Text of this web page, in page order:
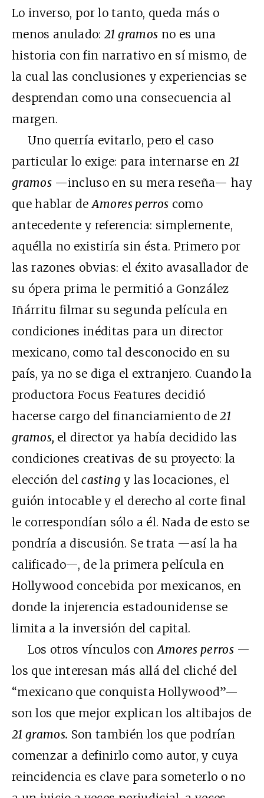
Lo inverso, por lo tanto, queda más o
menos anulado:21 gramos no es una
historia con fin narrativo en sí mismo, de
la cual las conclusiones y experiencias se
desprendan como una consecuencia al
margen.
Uno querría evitarlo, pero el caso
particular lo exige: para internarse en 21
gramos —incluso en su mera reseña— hay
que hablar deAmores perros como
antecedente y referencia: simplemente,
aquélla no existiría sin ésta. Primero por
las razones obvias: el éxito avasallador de
su ópera prima le permitió a González
Iñárritu filmar su segunda película en
condiciones inéditas para un director
mexicano, como tal desconocido en su
país, ya no se diga el extranjero. Cuando la
productora Focus Features decidió
hacerse cargo del financiamiento de21
gramos, el director ya había decidido las
condiciones creativas de su proyecto: la
elección delcasting y las locaciones, el
guión intocable y el derecho al corte final
le correspondían sólo a él. Nada de esto se
pondría a discusión. Se trata —así la ha
calificado—, de la primera película en
Hollywood concebida por mexicanos, en
donde la injerencia estadounidense se
limita a la inversión del capital.
Los otros vínculos conAmores perros —
los que interesan más allá del cliché del
“mexicano que conquista Hollywood”—
son los que mejor explican los altibajos de
21 gramos. Son también los que podrían
comenzar a definirlo como autor, y cuya
reincidencia es clave para someterlo o no